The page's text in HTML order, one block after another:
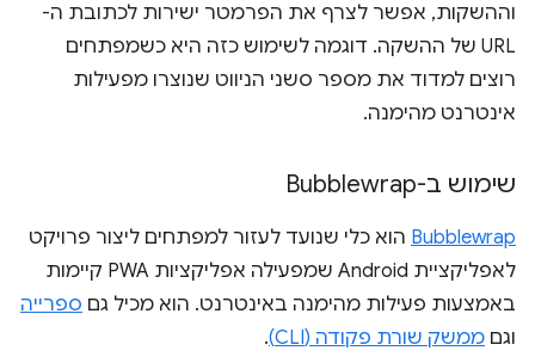
וההשקות, אפשר לצרף את הפרמטר ישירות לכתובת ה-
URL של ההשקה. דוגמה לשימוש כזה היא כשמפתחים
רוצים למדוד את מספר סשני הניווט שנוצרו מפעילות
אינטרנט מהימנה.
שימוש ב-Bubblewrap
Bubblewrap הוא כלי שנועד לעזור למפתחים ליצור פרויקט
לאפליקציית Android שמפעילה אפליקציות PWA קיימות
באמצעות פעילות מהימנה באינטרנט. הוא מכיל גם ספרייה
וגם ממשק שורת פקודה (CLI) .